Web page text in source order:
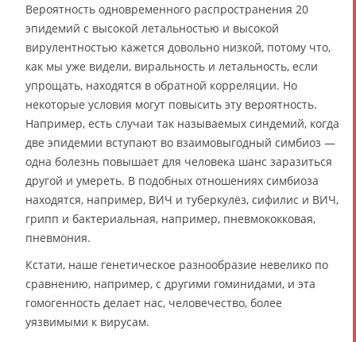
Вероятность одновременного распространения 20
эпидемий с высокой летальностью и высокой
вирулентностью кажется довольно низкой, потому что,
как мы уже видели, виральность и летальность, если
упрощать, находятся в обратной корреляции. Но
некоторые условия могут повысить эту вероятность.
Например, есть случаи так называемых синдемий, когда
две эпидемии вступают во взаимовыгодный симбиоз —
одна болезнь повышает для человека шанс заразиться
другой и умереть. В подобных отношениях симбиоза
находятся, например, ВИЧ и туберкулёз, сифилис и ВИЧ,
грипп и бактериальная, например, пневмококковая,
пневмония.
Кстати, наше генетическое разнообразие невелико по
сравнению, например, с другими гоминидами, и эта
гомогенность делает нас, человечество, более
уязвимыми к вирусам.